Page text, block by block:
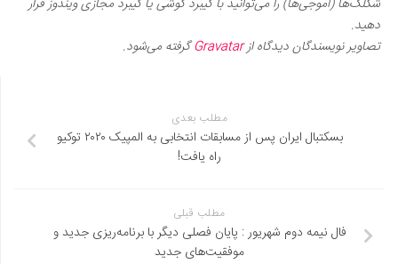
شکلک‌ها (اموجی‌ها) را می‌توانید با کیبرد گوشی یا کیبرد مجازی ویندوز قرار
دهید.
تصاویر نویسندگان دیدگاه ازGravatarگرفته می‌شود.
مطلب بعدی
بسکتبال ایران پس از مسابقات انتخابی به المپیک ۲۰۲۰ توکیو
راه یافت!
مطلب قبلی
فال نیمه دوم شهریور : پایان فصلی دیگر با برنامه‌ریزی جدید و
موفقیت‌های جدید